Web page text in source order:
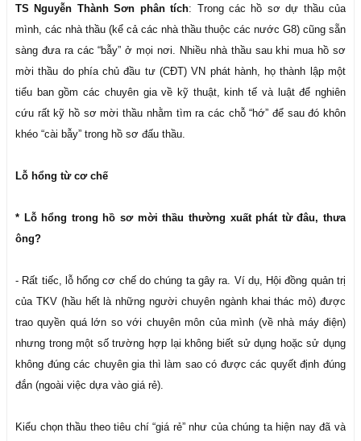
TS Nguyễn Thành Sơn phân tích: Trong các hồ sơ dự thầu của
mình, các nhà thầu (kể cả các nhà thầu thuộc các nước G8) cũng sẵn
sàng đưa ra các “bẫy” ở mọi nơi. Nhiều nhà thầu sau khi mua hồ sơ
mời thầu do phía chủ đầu tư (CĐT) VN phát hành, họ thành lập một
tiểu ban gồm các chuyên gia về kỹ thuật, kinh tế và luật để nghiên
cứu rất kỹ hồ sơ mời thầu nhằm tìm ra các chỗ “hớ” để sau đó khôn
khéo “cài bẫy” trong hồ sơ đấu thầu.
Lỗ hổng từ cơ chế
* Lỗ hổng trong hồ sơ mời thầu thường xuất phát từ đâu, thưa
ông?
- Rất tiếc, lỗ hổng cơ chế do chúng ta gây ra. Ví dụ, Hội đồng quản trị
của TKV (hầu hết là những người chuyên ngành khai thác mỏ) được
trao quyền quá lớn so với chuyên môn của mình (về nhà máy điện)
nhưng trong một số trường hợp lại không biết sử dụng hoặc sử dụng
không đúng các chuyên gia thì làm sao có được các quyết định đúng
đắn (ngoài việc dựa vào giá rẻ).
Kiểu chọn thầu theo tiêu chí “giá rẻ” như của chúng ta hiện nay đã và